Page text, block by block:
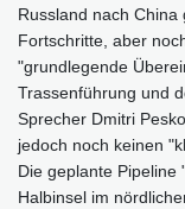
Russland nach
Fortschritte, aber
"grundlegende
Trassenführung und
Sprecher Dmitri
jedoch noch keinen
Die geplante Pipeline
Halbinsel im